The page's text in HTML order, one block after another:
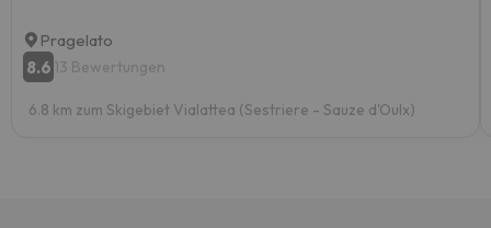
Pragelato
8.6 13 Bewertungen
6.8 km zum Skigebiet Vialattea (Sestriere - Sauze d'Oulx)